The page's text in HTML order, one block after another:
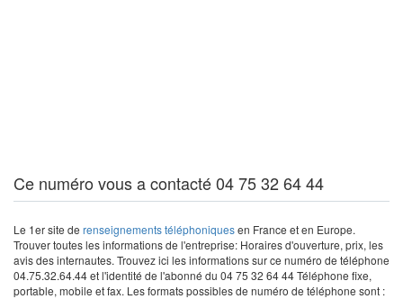
Ce numéro vous a contacté 04 75 32 64 44
Le 1er site de renseignements téléphoniquesen France et en Europe.
Trouver toutes les informations de l'entreprise: Horaires d'ouverture, prix, les
avis des internautes. Trouvez ici les informations sur ce numéro de téléphone
04.75.32.64.44 et l'identité de l'abonné du 04 75 32 64 44 Téléphone fixe,
portable, mobile et fax. Les formats possibles de numéro de téléphone sont :